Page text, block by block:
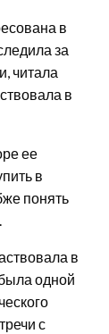
в
за
читала
в
ее
в
понять
в
одной
с